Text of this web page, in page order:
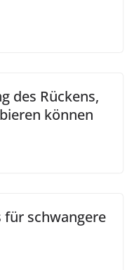
des Rückens,
können
schwangere